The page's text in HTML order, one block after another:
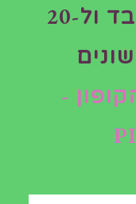
*לאיסוף עצמי בלבד ול-20
-